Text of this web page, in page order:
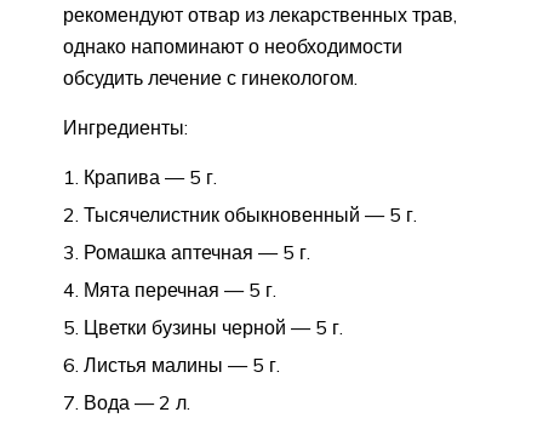
рекомендуют отвар из лекарственных трав,
однако напоминают о необходимости
обсудить лечение с гинекологом.
Ингредиенты:
Крапива — 5 г.
Тысячелистник обыкновенный — 5 г.
Ромашка аптечная — 5 г.
Мята перечная — 5 г.
Цветки бузины черной — 5 г.
Листья малины — 5 г.
Вода — 2 л.